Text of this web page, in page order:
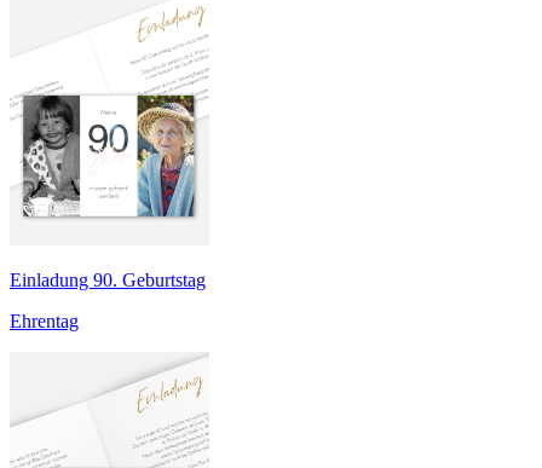
Einladung 90. Geburtstag
Ehrentag